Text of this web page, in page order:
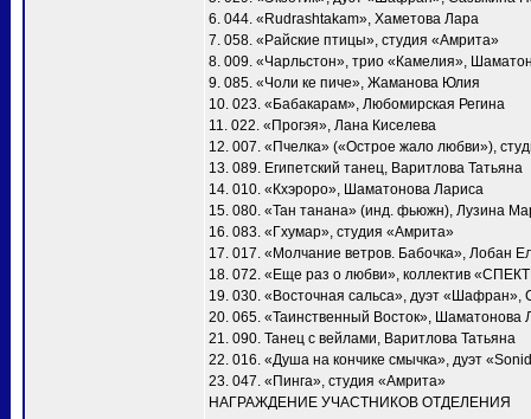
6. 044. «Rudrashtakam», Хаметова Лара
7. 058. «Райские птицы», студия «Амрита»
8. 009. «Чарльстон», трио «Камелия»,
9. 085. «Чоли ке пиче», Жаманова Юлия
10. 023. «Бабакарам», Любомирская Регина
11. 022. «Прогэя», Лана Киселева
12. 007. «Пчелка» («Острое жало любви»),
13. 089. Египетский танец, Варитлова Татьяна
14. 010. «Кхэроро», Шаматонова Лариса
15. 080. «Тан танана» (инд. фьюжн), Лузина
16. 083. «Гхумар», студия «Амрита»
17. 017. «Молчание ветров. Бабочка», Лобан
18. 072. «Еще раз о любви», коллектив
19. 030. «Восточная сальса», дуэт
20. 065. «Таинственный Восток», Шаматонова
21. 090. Танец с вейлами, Варитлова Татьяна
22. 016. «Душа на кончике смычка», дуэт
23. 047. «Пинга», студия «Амрита»
НАГРАЖДЕНИЕ УЧАСТНИКОВ ОТДЕЛЕНИЯ